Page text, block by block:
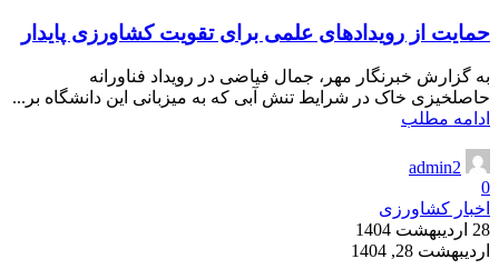
حمایت از رویدادهای علمی برای تقویت کشاورزی پایدار
به گزارش خبرنگار مهر، جمال فیاضی در رویداد فناورانه
حاصلخیزی خاک در شرایط تنش آبی که به میزبانی این دانشگاه بر...
ادامه مطلب
admin2
0
اخبار کشاورزی
28 اردیبهشت 1404
اردیبهشت 28, 1404